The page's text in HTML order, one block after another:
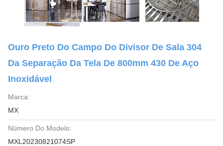
Ouro Preto Do Campo Do Divisor De Sala 304
Da Separação Da Tela De 800mm 430 De Aço
Inoxidável
Marca:
MX
Número Do Modelo:
MXL20230821074SP